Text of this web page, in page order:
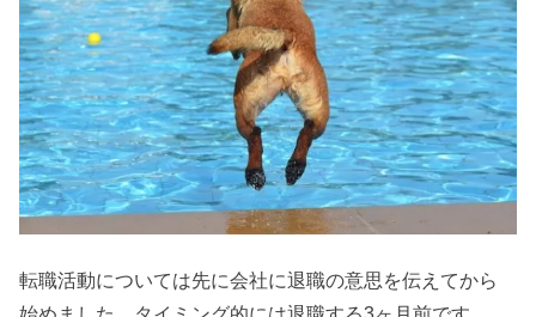
転職活動については先に会社に退職の意思を伝えてから